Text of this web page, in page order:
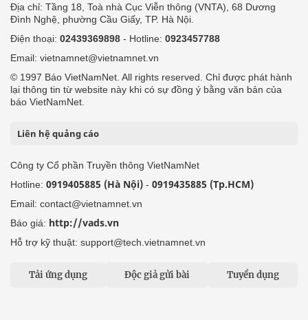
Địa chỉ: Tầng 18, Toà nhà Cục Viễn thông (VNTA), 68 Dương
Đình Nghệ, phường Cầu Giấy, TP. Hà Nội.
Điện thoại: 02439369898 - Hotline: 0923457788
Email: vietnamnet@vietnamnet.vn
© 1997 Báo VietNamNet. All rights reserved. Chỉ được phát hành
lại thông tin từ website này khi có sự đồng ý bằng văn bản của
báo VietNamNet.
Liên hệ quảng cáo
Công ty Cổ phần Truyền thông VietNamNet
Hotline: 0919405885 (Hà Nội) - 0919435885 (Tp.HCM)
Email: contact@vietnamnet.vn
Báo giá: http://vads.vn
Hỗ trợ kỹ thuật: support@tech.vietnamnet.vn
Tải ứng dụng Độc giả gửi bài Tuyển dụng